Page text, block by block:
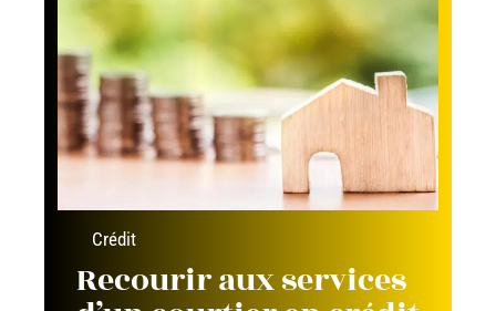
Crédit
Recourir aux services